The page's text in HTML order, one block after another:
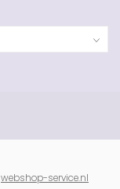
webshop-service.nl